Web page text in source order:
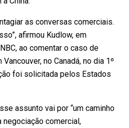
as conversas comerciais.
afirmou Kudlow, em
ao comentar o caso de
no Canadá, no dia 1º
foi solicitada pelos Estados
assunto vai por “um caminho
negociação comercial,